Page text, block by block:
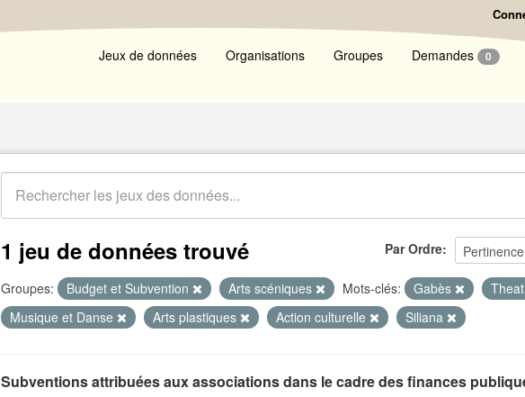
Jeux de données Organisations Groupes Demandes 0
Par Ordre
1 jeu de données trouvé
Groupes: Budget et Subvention Arts scéniques Mots-clés: Gabès
Musique et Danse
Arts plastiques Action culturelle Siliana
Subventions attribuées aux associations dans le cadre des finances